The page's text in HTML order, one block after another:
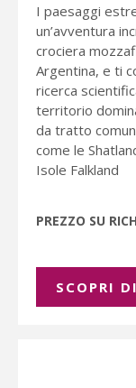
I paesaggi
un’avventura
crociera
Argentina, e ti
ricerca
territorio
da tratto
come le
Isole Falkland
PREZZO SU
SCOPRI